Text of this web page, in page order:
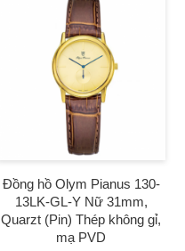
Đồng hồ Olym Pianus 130-
13LK-GL-Y Nữ 31mm,
Quarzt (Pin) Thép không gỉ,
mạ PVD